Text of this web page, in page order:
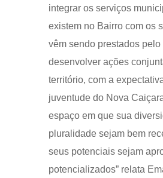
integrar os serviços
existem no Bairro com os
vêm sendo prestados pelo
desenvolver ações
território, com a
juventude do Nova
espaço em que sua
pluralidade sejam bem
seus potenciais sejam
potencializados” relata